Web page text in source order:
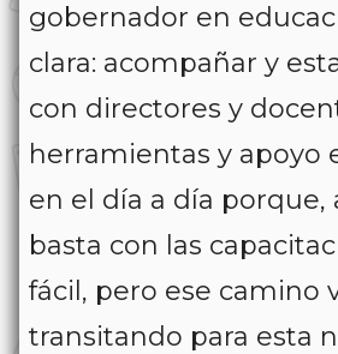
gobernador en
clara: acompañar y
con directores y
herramientas y apoyo
en el día a día porque,
basta con las
fácil, pero ese camino
transitando para esta